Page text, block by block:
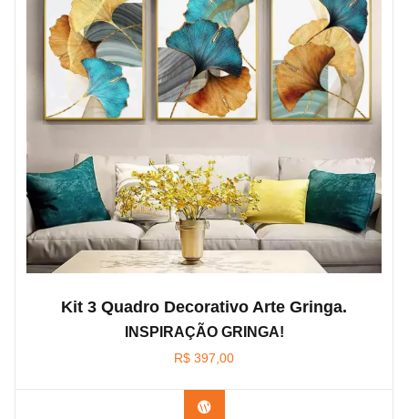
Kit 3 Quadro Decorativo Arte Gringa.
INSPIRAÇÃO GRINGA!
R$ 397,00
Confira os modelos